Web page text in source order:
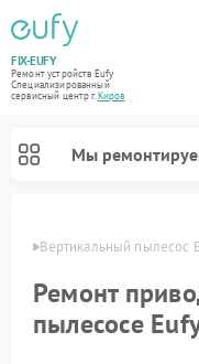
FIX-EUFY
Ремонт устройств Eufy
Специализированный
cервисный центр г.Киров
Мы
Вертикальный пылесос
Ремонт
пылесосе